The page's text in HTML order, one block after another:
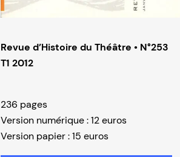
Revue d’Histoire du Théâtre • N°253
T1 2012
236 pages
Version numérique : 12 euros
Version papier : 15 euros